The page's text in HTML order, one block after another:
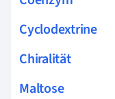
Cyclodextrine
Chiralität
Maltose